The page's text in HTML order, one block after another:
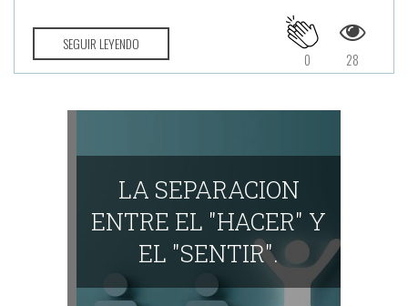
SEGUIR LEYENDO
28
0
LA SEPARACION
ENTRE EL "HACER" Y
EL "SENTIR".